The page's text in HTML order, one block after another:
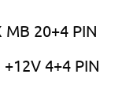
MB 20+4 PIN
+12V 4+4 PIN